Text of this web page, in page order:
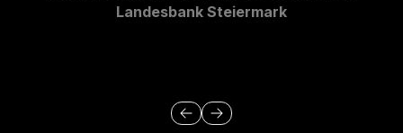
Landesbank Steiermark